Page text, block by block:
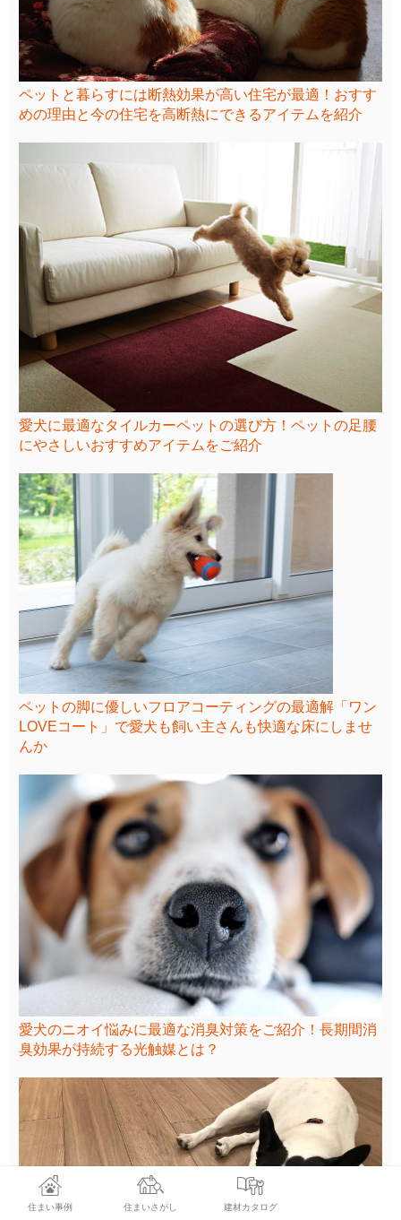
ペットと暮らすには断熱効果が高い住宅が最適！おすす
めの理由と今の住宅を高断熱にできるアイテムを紹介
愛犬に最適なタイルカーペットの選び方！ペットの足腰
にやさしいおすすめアイテムをご紹介
ペットの脚に優しいフロアコーティングの最適解「ワン
LOVEコート」で愛犬も飼い主さんも快適な床にしませ
んか
愛犬のニオイ悩みに最適な消臭対策をご紹介！長期間消
臭効果が持続する光触媒とは？
住まい事例 住まいさがし 建材カタログ